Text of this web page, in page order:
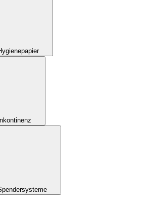
Inkontinenz